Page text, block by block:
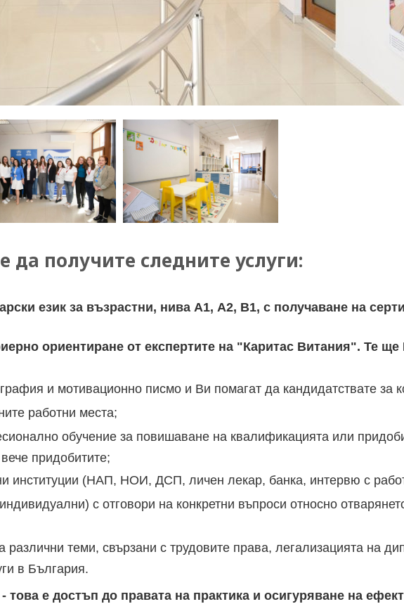
да получите следните услуги:
език за възрастни, нива А1, А2, В1, с получаване на
ориентиране от експертите на "Каритас Витания". Те
и мотивационно писмо и Ви помагат да кандидатствате за
работни места;
обучение за повишаване на квалификацията или
придобитите;
институции (НАП, НОИ, ДСП, личен лекар, банка, интервю с
с отговори на конкретни въпроси относно
теми, свързани с трудовите права, легализацията на
в България.
е достъп до правата на практика и осигуряване на